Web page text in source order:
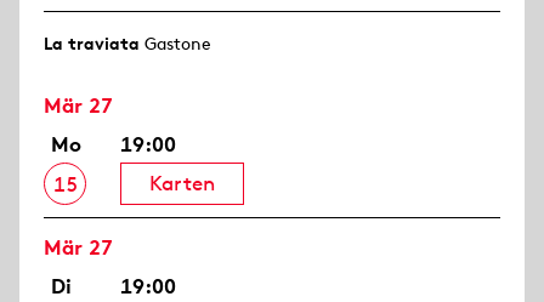
La traviata Gastone
Mär 27
Mo
15
19:00
Karten
Mär 27
Di
19:00